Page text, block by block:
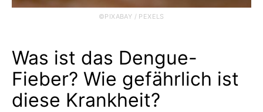
©PIXABAY / PEXELS
Was ist das Dengue-
Fieber? Wie gefährlich ist
diese Krankheit?